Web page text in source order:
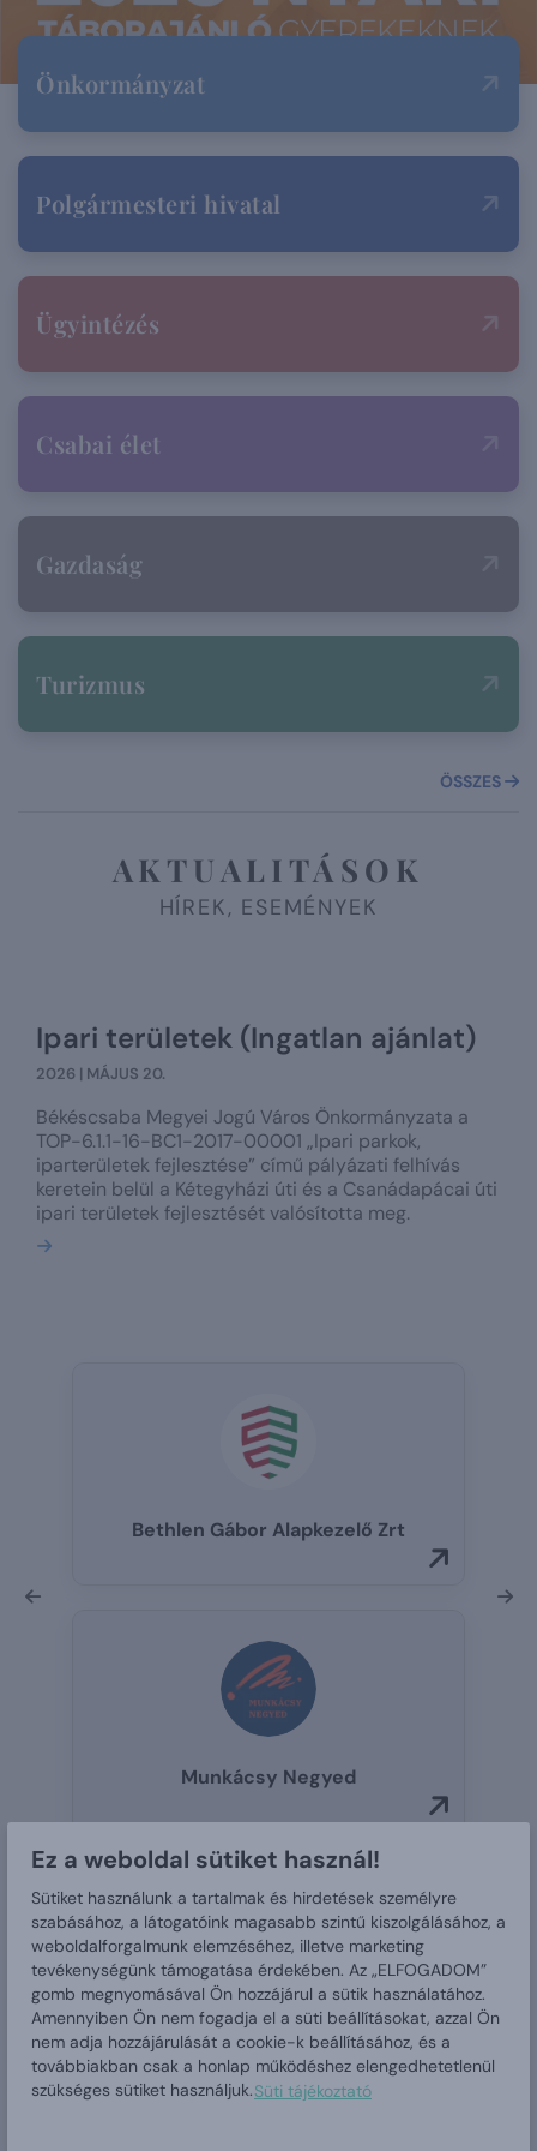
Önkormányzat
Polgármesteri hivatal
Ügyintézés
Csabai élet
Gazdaság
Turizmus
ÖSSZES
AKTUALITÁSOK
HÍREK, ESEMÉNYEK
Ipari területek (Ingatlan ajánlat)
2026 | MÁJUS 20.
Békéscsaba Megyei Jogú Város Önkormányzata a
TOP-6.1.1-16-BC1-2017-00001 „Ipari parkok,
iparterületek fejlesztése” című pályázati felhívás
keretein belül a Kétegyházi úti és a Csanádapácai úti
ipari területek fejlesztését valósította meg.
Bővebben
Előző
Bethlen Gábor Alapkezelő Zrt
Munkácsy Negyed
ÖSSZES
ÖNKORMÁNYZAT ÁLTAL
KIÍRT PÁLYÁZATOK
HÍREK, ESEMÉNYEK
Ez a weboldal sütiket használ!
Sütiket használunk a tartalmak és hirdetések személyre
szabásához, a látogatóink magasabb szintű kiszolgálásához, a
weboldalforgalmunk elemzéséhez, illetve marketing
tevékenységünk támogatása érdekében. Az „ELFOGADOM”
gomb megnyomásával Ön hozzájárul a sütik használatához.
Amennyiben Ön nem fogadja el a süti beállításokat, azzal Ön
nem adja hozzájárulását a cookie-k beállításához, és a
továbbiakban csak a honlap működéshez elengedhetetlenül
szükséges sütiket használjuk.Süti tájékoztató